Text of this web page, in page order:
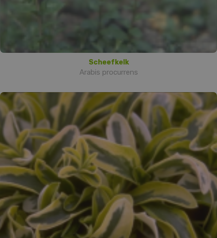
Scheefkelk
Arabis procurrens